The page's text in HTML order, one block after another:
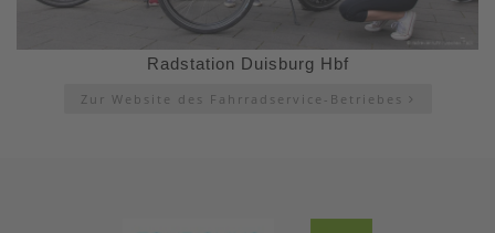
Radstation Duisburg Hbf
Zur Website des Fahrradservice-Betriebes